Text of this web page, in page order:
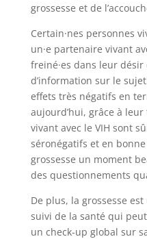
grossesse et de
Certain·nes personnes
un·e partenaire vivant
freiné·es dans leur
d’information sur le
effets très négatifs en
aujourd’hui, grâce à
vivant avec le VIH sont
séronégatifs et en
grossesse un moment
des questionnements
De plus, la grossesse
suivi de la santé qui
un check-up global sur